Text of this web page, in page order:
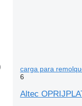
carga para
6
Altec